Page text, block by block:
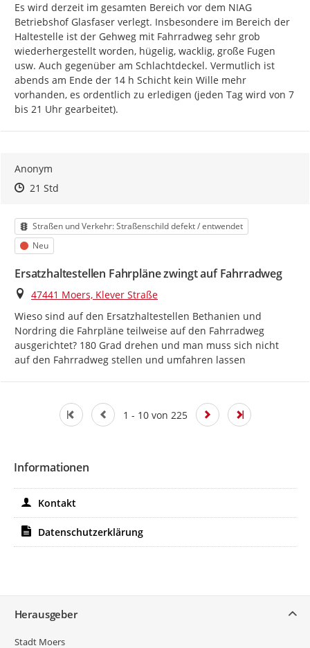
Es wird derzeit im gesamten Bereich vor dem NIAG
Betriebshof Glasfaser verlegt. Insbesondere im Bereich der
Haltestelle ist der Gehweg mit Fahrradweg sehr grob
wiederhergestellt worden, hügelig, wacklig, große Fugen
usw. Auch gegenüber am Schlachtdeckel. Vermutlich ist
abends am Ende der 14 h Schicht kein Wille mehr
vorhanden, es ordentlich zu erledigen (jeden Tag wird von 7
bis 21 Uhr gearbeitet).
Anonym
Zeitpunkt des Erstellens
Zeitpunkt des Erstellens
21 StdZur Äußerung
Kategorie
Straßen und Verkehr: Straßenschild defekt / entwendet
Status
Neu
Ersatzhaltestellen Fahrpläne zwingt auf Fahrradweg
Ort
47441 Moers, Klever Straße
Wieso sind auf den Ersatzhaltestellen Bethanien und
Nordring die Fahrpläne teilweise auf den Fahrradweg
ausgerichtet? 180 Grad drehen und man muss sich nicht
auf den Fahrradweg stellen und umfahren lassen
1 - 10 von 225
Informationen
Kontakt
Datenschutzerklärung
Herausgeber
Stadt Moers